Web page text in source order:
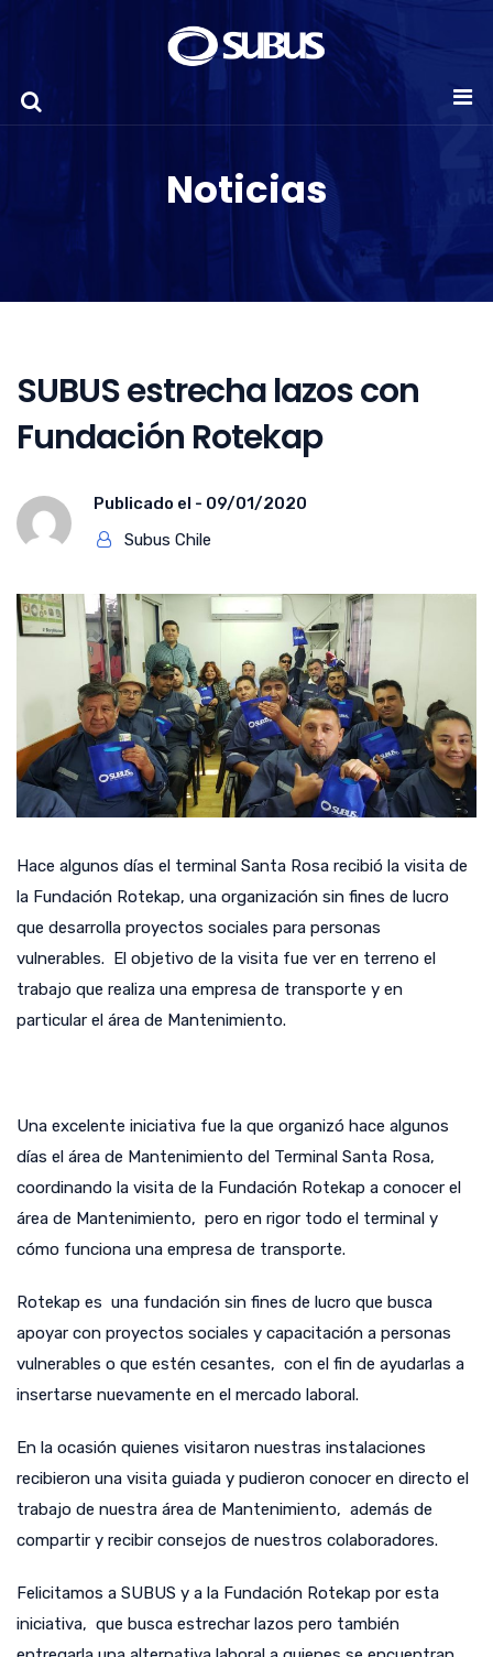
Noticias
SUBUS estrecha lazos con
Fundación Rotekap
Publicado el - 09/01/2020
Subus Chile
Hace algunos días el terminal Santa Rosa recibió la visita de
la Fundación Rotekap, una organización sin fines de lucro
que desarrolla proyectos sociales para personas
vulnerables. El objetivo de la visita fue ver en terreno el
trabajo que realiza una empresa de transporte y en
particular el área de Mantenimiento.
Una excelente iniciativa fue la que organizó hace algunos
días el área de Mantenimiento del Terminal Santa Rosa,
coordinando la visita de la Fundación Rotekap a conocer el
área de Mantenimiento, pero en rigor todo el terminal y
cómo funciona una empresa de transporte.
Rotekap es una fundación sin fines de lucro que busca
apoyar con proyectos sociales y capacitación a personas
vulnerables o que estén cesantes, con el fin de ayudarlas a
insertarse nuevamente en el mercado laboral.
En la ocasión quienes visitaron nuestras instalaciones
recibieron una visita guiada y pudieron conocer en directo el
trabajo de nuestra área de Mantenimiento, además de
compartir y recibir consejos de nuestros colaboradores.
Felicitamos a SUBUS y a la Fundación Rotekap por esta
iniciativa, que busca estrechar lazos pero también